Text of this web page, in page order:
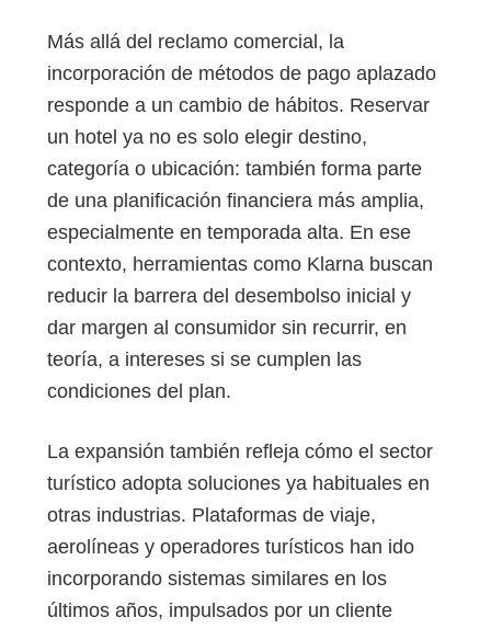
Más allá del reclamo comercial, la
incorporación de métodos de pago aplazado
responde a un cambio de hábitos. Reservar
un hotel ya no es solo elegir destino,
categoría o ubicación: también forma parte
de una planificación financiera más amplia,
especialmente en temporada alta. En ese
contexto, herramientas como Klarna buscan
reducir la barrera del desembolso inicial y
dar margen al consumidor sin recurrir, en
teoría, a intereses si se cumplen las
condiciones del plan.
La expansión también refleja cómo el sector
turístico adopta soluciones ya habituales en
otras industrias. Plataformas de viaje,
aerolíneas y operadores turísticos han ido
incorporando sistemas similares en los
últimos años, impulsados por un cliente